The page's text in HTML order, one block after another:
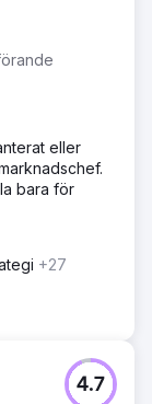
eller
bara för
+27
4.7